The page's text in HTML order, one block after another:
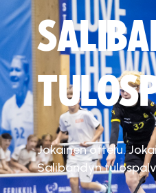
Jokainen ottelu.
Salibandyn